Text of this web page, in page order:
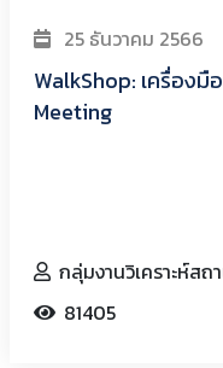
25 ธันวาคม 2566
WalkShop: เครื่อง
Meeting
กลุ่มงานวิเคราะห์ส
81405